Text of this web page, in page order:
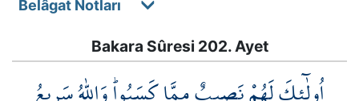
Belâgat Notları
Bakara Sûresi 202. Ayet